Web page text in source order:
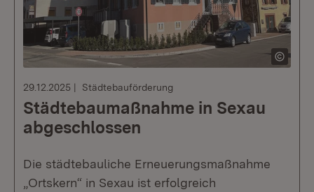
29.12.2025 Städtebauförderung
Städtebaumaßnahme in Sexau
abgeschlossen
Die städtebauliche Erneuerungsmaßnahme
„Ortskern“ in Sexau ist erfolgreich